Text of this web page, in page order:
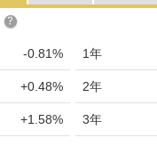
-0.81%
+0.48%
+1.58%
1年
2年
3年